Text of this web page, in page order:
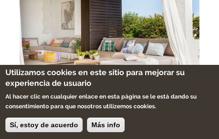
Utilizamos cookies en este sitio para mejorar su
experiencia de usuario
Al hacer clic en cualquier enlace en esta página se le está dando su
consentimiento para que nosotros utilizemos cookies.
Sí, estoy de acuerdo Más info